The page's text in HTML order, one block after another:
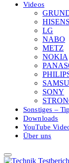
Videos
LG
NABO
METZ
NOKIA
SONY
Sonstiges –
Downloads
YouTube
Über uns